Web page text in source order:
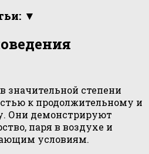
▼
значительной степени
к продолжительному и
Они демонстрируют
паря в воздухе и
условиям.